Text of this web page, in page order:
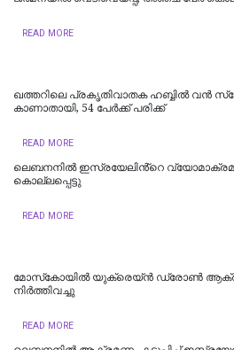
READ MORE
ഖത്തറിലെ പ്രകൃതിവാതക ഹബ്ബിൽ വൻ
കാണാതായി, 54 പേർക്ക് പരിക്ക്
READ MORE
ലെബനനിൽ ഇസ്രയേലിൻ്റെ
കൊല്ലപ്പെട്ടു
READ MORE
മോസ്‌കോയില്‍ യുക്രെയ്ൻ ഡ്രോൺ
നിര്‍ത്തിവച്ചു
READ MORE